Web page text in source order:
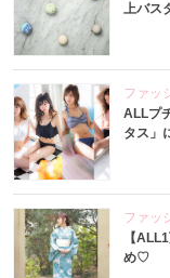
上バス
ファッ
ALLプ
タス」
ファッ
【
め♡